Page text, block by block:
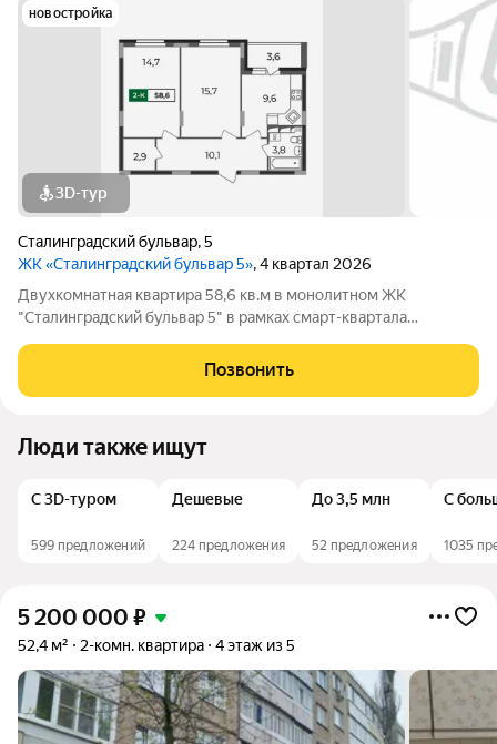
новостройка
3D-тур
Сталинградский бульвар,5
ЖК «Сталинградский бульвар 5», 4 квартал 2026
Двухкомнатная квартира 58,6 кв.м в монолитном ЖК
"Сталинградский бульвар 5" в рамках смарт-квартала
выходом на лоджию, просторные раздельные жилые комнаты
15 / 16 кв.м, совмещенный санузел,
Позвонить
Люди также ищут
С 3D-туром
599 предложений
Дешевые
224 предложения
До 3,5 млн
52 предложения
С
1035
5 200 000 ₽
52,4 м² 2-комн. квартира 4 этаж из 5